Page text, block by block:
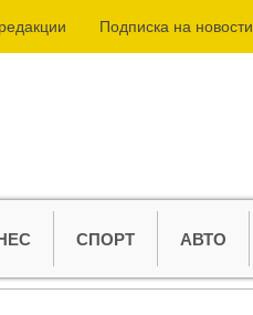
Подпиcка на новости
СПОРТ АВТО